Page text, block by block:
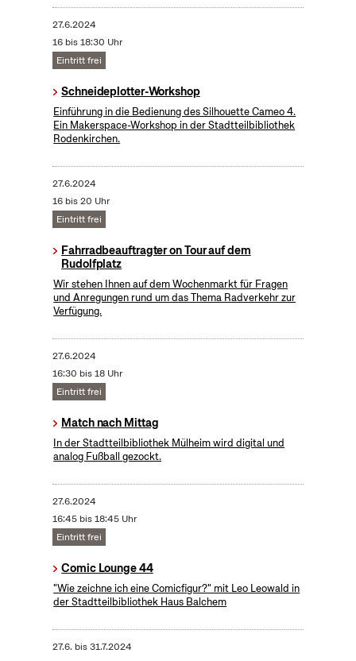
27.6.2024
16 bis 18:30 Uhr
Eintritt frei
Schneideplotter-Workshop
​Einführung in die Bedienung des Silhouette Cameo 4.
Ein Makerspace-Workshop in der Stadtteilbibliothek
Rodenkirchen.
27.6.2024
16 bis 20 Uhr
Eintritt frei
Fahrradbeauftragter on Tour auf dem
Rudolfplatz
Wir stehen Ihnen auf dem Wochenmarkt für Fragen
und Anregungen rund um das Thema Radverkehr zur
Verfügung.
27.6.2024
16:30 bis 18 Uhr
Eintritt frei
Match nach Mittag
In der Stadtteilbibliothek Mülheim wird digital und
analog Fußball gezockt.
27.6.2024
16:45 bis 18:45 Uhr
Eintritt frei
Comic Lounge 44
"Wie zeichne ich eine Comicfigur?" mit Leo Leowald in
der Stadtteilbibliothek Haus Balchem
27.6. bis31.7.2024